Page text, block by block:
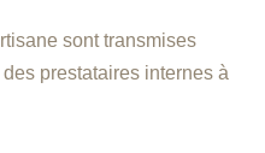
sont transmises
prestataires internes à